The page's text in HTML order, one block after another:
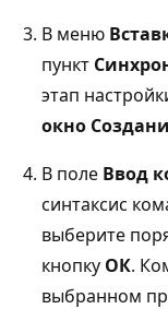
В меню
пункт
этап
окно
В поле Ввод
синтаксис
выберите
кнопку ОК.
выбранном